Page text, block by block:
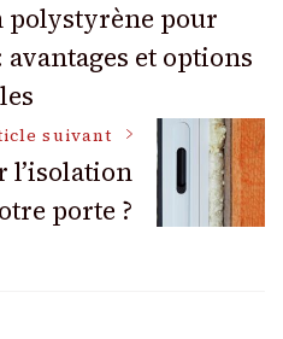
polystyrène pour
et options
suivant
l’isolation
porte ?